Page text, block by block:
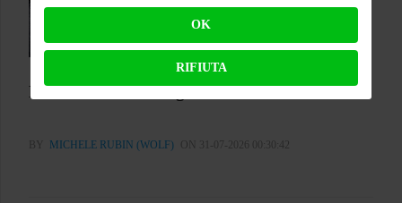
Ecco tutti i cambi regolamentari della MotoGP
BY MICHELE RUBIN (WOLF) ON 31-07-2026 00:30:42
OK
RIFIUTA